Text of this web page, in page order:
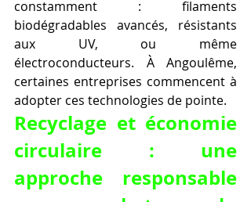
constamment : filaments
biodégradables avancés, résistants
aux UV, ou même
électroconducteurs. À Angoulême,
certaines entreprises commencent à
adopter ces technologies de pointe.
Recyclage et économie
circulaire : une
approche responsable